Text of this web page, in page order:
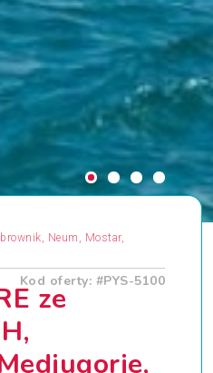
Neum, Mostar,
Kod oferty: #PYS-5100
ze